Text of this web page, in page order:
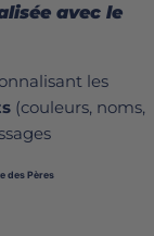
avec le
les
(couleurs, noms,
des Pères